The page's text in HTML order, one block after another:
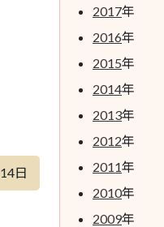
日
2017年
2016年
2015年
2014年
2013年
2012年
2011年
2010年
2009年